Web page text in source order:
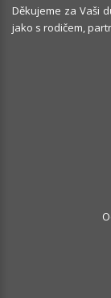
Děkujeme za Vaši
jako s rodičem,